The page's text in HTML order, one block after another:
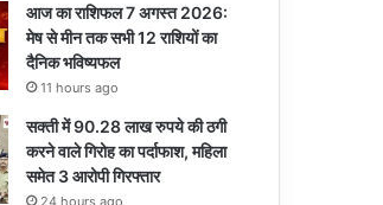
आज का राशिफल 7 अगस्त 2026:
मेष से मीन तक सभी 12 राशियों का
दैनिक भविष्यफल
11 hours ago
सक्ती में 90.28 लाख रुपये की ठगी
करने वाले गिरोह का पर्दाफाश, महिला
समेत 3 आरोपी गिरफ्तार
24 hours ago